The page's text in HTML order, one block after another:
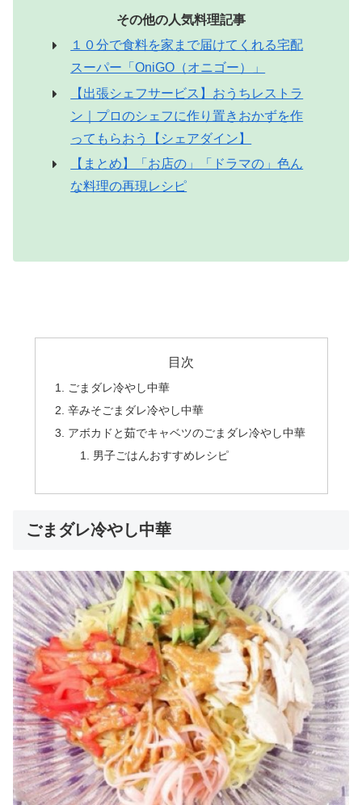
その他の人気料理記事
１０分で食料を家まで届けてくれる宅配
スーパー「OniGO（オニゴー）」
【出張シェフサービス】おうちレストラ
ン｜プロのシェフに作り置きおかずを作
ってもらおう【シェアダイン】
【まとめ】「お店の」「ドラマの」色ん
な料理の再現レシピ
目次
ごまダレ冷やし中華
辛みそごまダレ冷やし中華
アボカドと茹でキャベツのごまダレ冷やし中華
男子ごはんおすすめレシピ
ごまダレ冷やし中華